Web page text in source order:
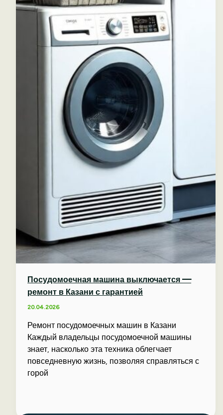
Посудомоечная машина выключается —
ремонт в Казани с гарантией
20.04.2026
Ремонт посудомоечных машин в Казани
Каждый владельцы посудомоечной машины
знает, насколько эта техника облегчает
повседневную жизнь, позволяя справляться с
горой